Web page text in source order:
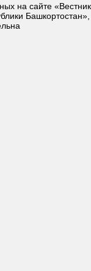
на сайте «Вестник
Башкортостан»,